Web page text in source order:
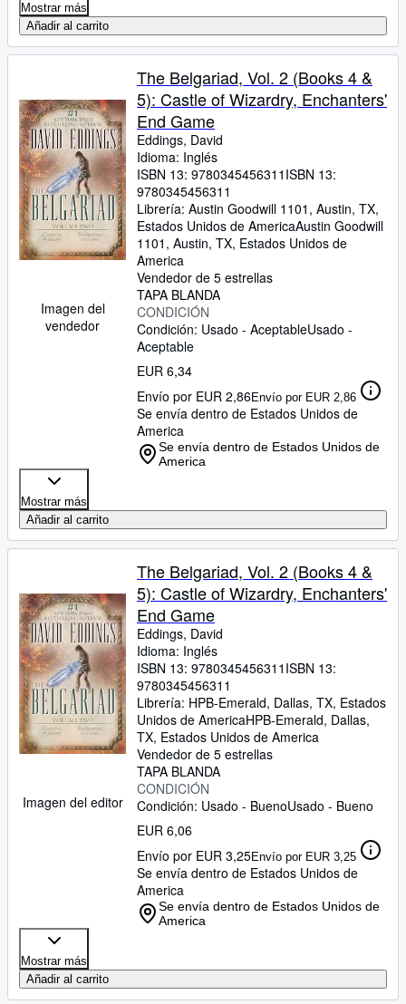
Mostrar más
Añadir al carrito
Imagen del
vendedor
The Belgariad, Vol. 2 (Books 4 &
5): Castle of Wizardry, Enchanters'
End Game
Eddings, David
Idioma: Inglés
ISBN 13: 9780345456311 ISBN 13:
9780345456311
Librería: Austin Goodwill 1101, Austin, TX,
Estados Unidos de AmericaAustin Goodwill
1101 , Austin, TX, Estados Unidos de
America
Vendedor de 5 estrellas
TAPA BLANDA
CONDICIÓN
Condición: Usado - AceptableUsado -
Aceptable
EUR 6,34
Envío por EUR 2,86Envío por EUR 2,86
Se envía dentro de Estados Unidos de
America
Se envía dentro de Estados Unidos de
America
Mostrar más
Añadir al carrito
Imagen del editor
The Belgariad, Vol. 2 (Books 4 &
5): Castle of Wizardry, Enchanters'
End Game
Eddings, David
Idioma: Inglés
ISBN 13: 9780345456311 ISBN 13:
9780345456311
Librería: HPB-Emerald, Dallas, TX, Estados
Unidos de AmericaHPB-Emerald, Dallas,
TX, Estados Unidos de America
Vendedor de 5 estrellas
TAPA BLANDA
CONDICIÓN
Condición: Usado - BuenoUsado - Bueno
EUR 6,06
Envío por EUR 3,25Envío por EUR 3,25
Se envía dentro de Estados Unidos de
America
Se envía dentro de Estados Unidos de
America
Mostrar más
Añadir al carrito